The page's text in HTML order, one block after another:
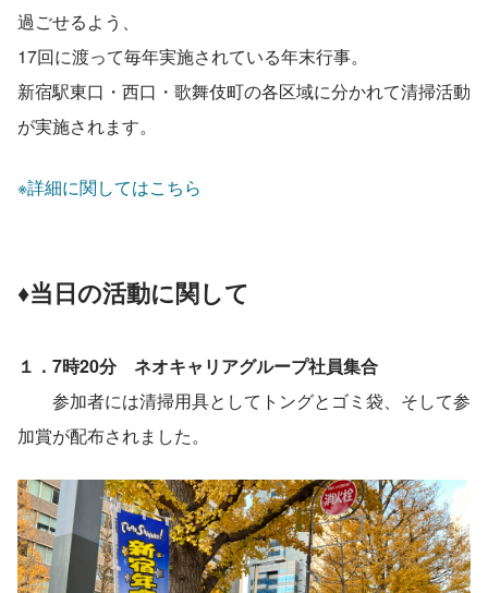
過ごせるよう、
17回に渡って毎年実施されている年末行事。
新宿駅東口・西口・歌舞伎町の各区域に分かれて清掃活動
が実施されます。
※詳細に関してはこちら
♦当日の活動に関して
１．7時20分　ネオキャリアグループ社員集合
参加者には清掃用具としてトングとゴミ袋、そして参
加賞が配布されました。